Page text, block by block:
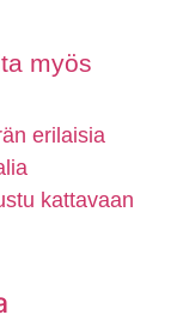
myös
erilaisia
kattavaan